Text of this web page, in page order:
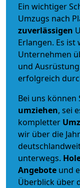
Ein wichtiger
Umzugs nach
zuverlässigen
Erlangen. Es
Unternehmen
und
erfolgreich
Bei uns können
umziehen, sei
kompletter
wir über die
unterwegs.
Angebote und
Überblick über